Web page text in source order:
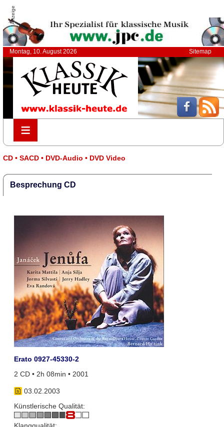
Anzeige
Montag, 10. August 2026 Sitemap
≡
≡
CD • SACD • DVD-Audio • DVD Video
Besprechung CD
Erato 0927-45330-2
2 CD • 2h 08min • 2001
03.02.2003
Künstlerische Qualität: